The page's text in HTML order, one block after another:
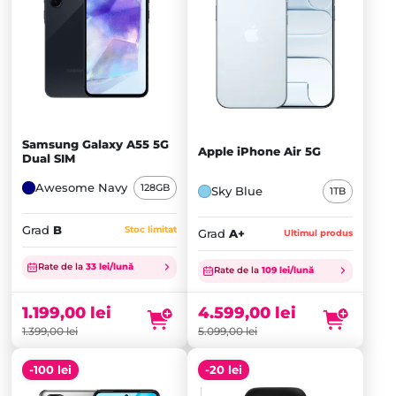
Samsung Galaxy A55 5G
Dual SIM
Awesome Navy 128GB
Grad B Stoc limitat
Rate de la 33 lei/lună
1.399,00lei
Prețul
inițial
fost:
1.399,00 lei.
1.199,00 lei
Prețul
este:
1.199,00 lei.
Apple iPhone Air 5G
Sky Blue 1TB
Grad A+ Ultimul produs
Rate de la 109 lei/lună
5.099,00lei
Prețul
inițial
fost:
5.099,00 lei.
4.599,00 lei
Prețul
este:
4.599,00 lei.
-100 lei -20 lei